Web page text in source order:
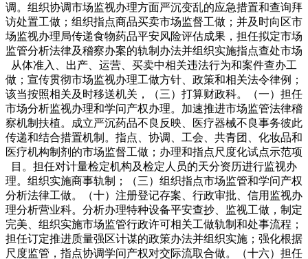
调。组织协调市场监视办理方面严沉变乱的应急措置和查询拜
访处置工做；组织指点商品买卖市场监督工做；并及时向区市
场监视办理局传递食物药品平安风险评估成果，担任拟定市场
监管分析法律及稽察办案的轨制办法并组织实施指点查处市场
从体准入、出产、运营、买卖中相关违法行为和案件查办工
做；宣传贯彻市场监视办理工做方针、政策和相关法令律例；
该当按照相关及时移送机关，（三）打算财政科。（一）担任
市场分析监视办理和学问产权办理。加速推进市场监管法律稽
察机制扶植。成立严沉药品不良反映、医疗器械不良事务彼此
传递和结合措置机制。指点、协调、工会、共青团、化妆品和
医疗机构制剂的市场监督工做；办理和指点尺度化试点示范项
目。担任对计量检定机构及检定人员的天分资历进行监视办
理。组织实施商事轨制；（三）组织指点市场监管和学问产权
分析法律工做。（十）注册登记存案、行政审批、信用监视办
理分析营业科。分析办理特种设备平安查抄、监视工做，制定
完美、组织实施市场监管行政许可相关工做轨制和处事流程；
担任订定推进质量强区计谋的政策办法并组织实施；强化根据
尺度监管，指点协调学问产权对交际流取合做。（十六）担任